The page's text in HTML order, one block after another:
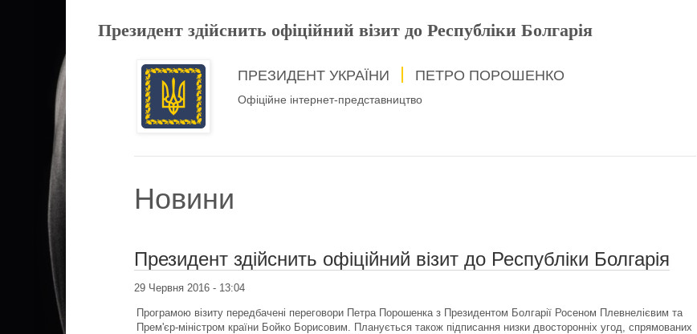
Президент здійснить офіційний візит до Республіки Болгарія
ПРЕЗИДЕНТ УКРАЇНИ ПЕТРО ПОРОШЕНКО
Офіційне інтернет-представництво
Новини
Президент здійснить офіційний візит до Республіки Болгарія
29 Червня 2016 - 13:04
Програмою візиту передбачені переговори Петра Порошенка з Президентом Болгарії Росеном Плевнелієвим та
Прем'єр-міністром країни Бойко Борисовим. Планується також підписання низки двосторонніх угод, спрямованих